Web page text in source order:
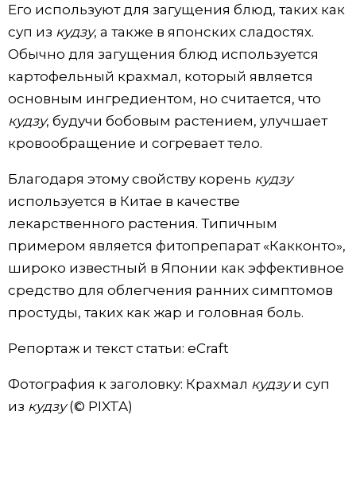
Его используют для загущения блюд, таких как
суп из кудзу, а также в японских сладостях.
Обычно для загущения блюд используется
картофельный крахмал, который является
основным ингредиентом, но считается, что
кудзу, будучи бобовым растением, улучшает
кровообращение и согревает тело.
Благодаря этому свойству корень кудзу
используется в Китае в качестве
лекарственного растения. Типичным
примером является фитопрепарат «Какконто»,
широко известный в Японии как эффективное
средство для облегчения ранних симптомов
простуды, таких как жар и головная боль.
Репортаж и текст статьи: eCraft
Фотография к заголовку: Крахмал кудзуи суп
из кудзу(© PIXTA)